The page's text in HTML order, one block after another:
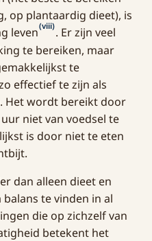
op plantaardig dieet), is
leven(viii). Er zijn veel
te bereiken, maar
te
effectief te zijn als
Het wordt bereikt door
niet van voedsel te
is door niet te eten
dan alleen dieet en
te vinden in al
die op zichzelf van
betekent het